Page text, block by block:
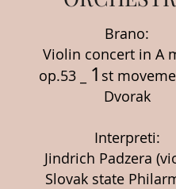
Brano:
Violin concert in A
op.53 _ 1 st
Dvorak
Interpreti:
Jindrich Padzera
Slovak state